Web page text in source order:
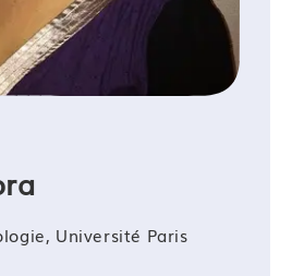
un souvenir pour le modifier
l’origine du problème avec la
de vie
analyser sa pratique
la progression en âge pour
Université Paris